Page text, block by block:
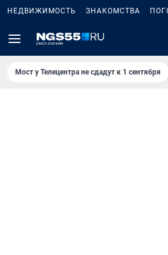
НЕДВИЖИМОСТЬ ЗНАКОМСТВА
Мост у Телецентра не сдадут к 1 сентября